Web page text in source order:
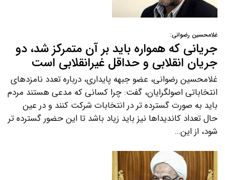
غلامحسین رضوانی:
جریانی که همواره باید بر آن متمرکز شد، دو
جریان انقلابی و حداقل غیرانقلابی است
غلامحسین رضوانی، عضو جبهه پایداری، درباره تعدد نامزدهای
انتخاباتی اصولگرایان، گفت: چرا کسانی که مدعی هستند مردم
باید به صورت گسترده تر در انتخابات شرکت کنند و در عین
حال تعداد کاندیداها نیز باید زیاد باشد تا این حضور گسترده تر
شود، از این…